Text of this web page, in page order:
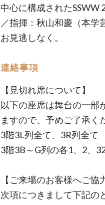
中心に構成されたSSWW
／指揮：秋山和慶（本学
お見逃しなく。
連絡事項
【見切れ席について】
以下の座席は舞台の一部
ますので、予めご了承く
3階3L列全て、3R列全て
3階3B～G列の各1、2、
【ご来場のお客様へご協
次項につきまして下記の